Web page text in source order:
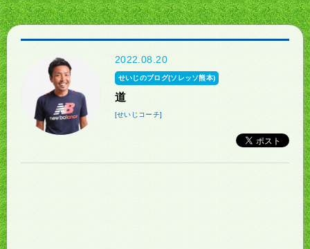
2022.08.20
せいじのブログ(ソレッソ熊本)
道
[せいじコーチ]